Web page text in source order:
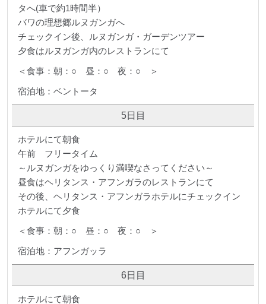
タへ(車で約1時間半）
バワの理想郷ルヌガンガへ
チェックイン後、ルヌガンガ・ガーデンツアー
夕食はルヌガンガ内のレストランにて
＜食事：朝：○ 昼：○ 夜：○ ＞
宿泊地：ベントータ
5日目
ホテルにて朝食
午前 フリータイム
～ルヌガンガをゆっくり満喫なさってください～
昼食はヘリタンス・アフンガラのレストランにて
その後、ヘリタンス・アフンガラホテルにチェックイン
ホテルにて夕食
＜食事：朝：○ 昼：○ 夜：○ ＞
宿泊地：アフンガッラ
6日目
ホテルにて朝食